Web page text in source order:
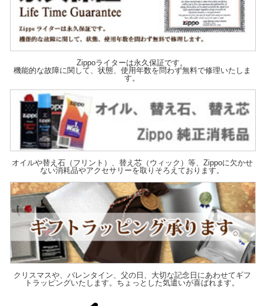
Zippoライターは永久保証です。
機能的な故障に関して、状態、使用年数を問わず無料で修理いたしま
す。
オイルや替え石（フリント）、替え芯（ウィック）等、Zippoに欠かせ
ない消耗品やアクセサリーを取りそろえております。
クリスマスや、バレンタイン、父の日、大切な記念日にあわせてギフ
トラッピングいたします。ちょっとした気遣いが喜ばれます。